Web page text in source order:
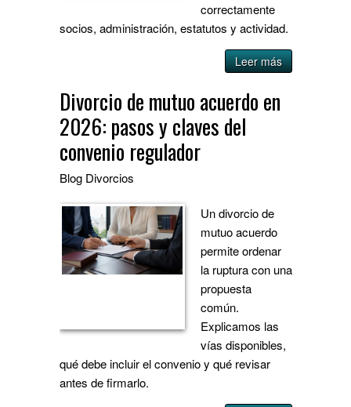
correctamente
socios, administración, estatutos y actividad.
Leer más
Divorcio de mutuo acuerdo en
2026: pasos y claves del
convenio regulador
Blog Divorcios
Un divorcio de
mutuo acuerdo
permite ordenar
la ruptura con una
propuesta
común.
Explicamos las
vías disponibles,
qué debe incluir el convenio y qué revisar
antes de firmarlo.